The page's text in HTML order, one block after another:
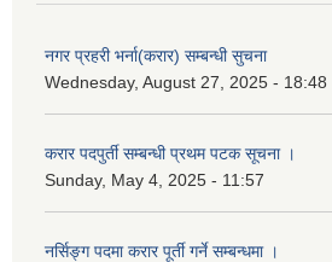
नगर प्रहरी भर्ना(करार) सम्बन्धी सुचना
Wednesday, August 27, 2025 - 18:48
करार पदपुर्ती सम्बन्धी प्रथम पटक सूचना ।
Sunday, May 4, 2025 - 11:57
नर्सिङ्ग पदमा करार पूर्ती गर्ने सम्बन्धमा ।